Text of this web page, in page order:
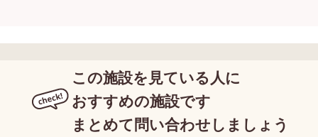
この施設を見ている人に
おすすめの施設です
まとめて問い合わせしましょう